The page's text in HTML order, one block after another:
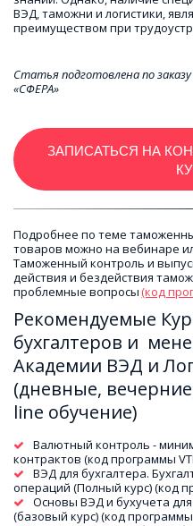
ВЭД, таможни и логистики,
преимуществом при
Статья подготовлена по
«СФЕРА»
ЗАПИСАТЬСЯ НА
Подробнее по теме
товаров можно на вебинаре
Таможенный контроль и
действия и бездействия
проблемные вопросы (код
Рекомендуемые
бухгалтеров и
Академии ВЭД и
(дневные,
line обучение)
Валютный контроль -
контрактов (код программы
ВЭД для бухгалтера.
операций (Полный курс) (код
Основы ВЭД и бухучета
(базовый курс) (код программы